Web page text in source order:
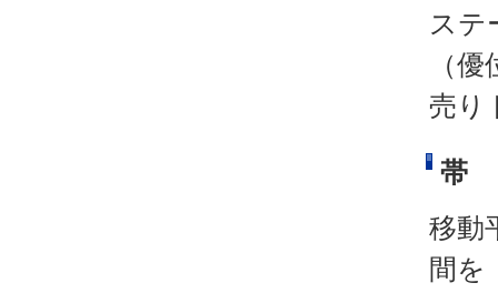
ステ
（
売り
帯
移動
間を